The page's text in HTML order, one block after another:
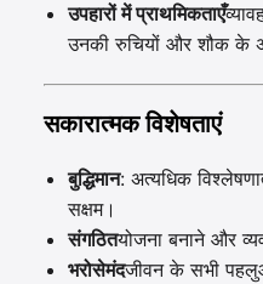
उपहारों में प्राथमिकताएँ
उनकी रुचियों और शौक के
सकारात्मक विशेषताएं
बुद्धिमान: अत्यधिक
सक्षम।
संगठितयोजना बनाने और
भरोसेमंदजीवन के सभी